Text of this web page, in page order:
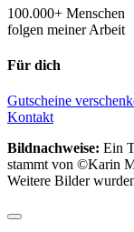
100.000+ Menschen
folgen meiner Arbeit
Für dich
Gutscheine
Kontakt
Bildnachweise: Ein
stammt von ©Karin
Weitere Bilder